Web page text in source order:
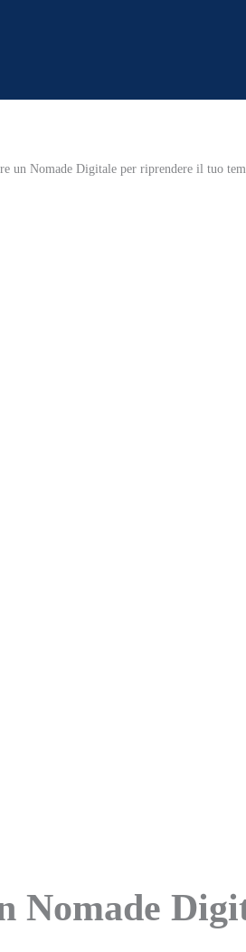
un Nomade Digitale per riprendere il tuo
Nomade